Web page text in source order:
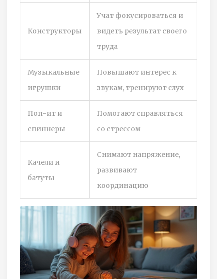
Конструкторы
Учат фокусироваться и
видеть результат своего
труда
Музыкальные
игрушки
Повышают интерес к
звукам, тренируют слух
Поп-ит и
спиннеры
Помогают справляться
со стрессом
Качели и
батуты
Снимают напряжение,
развивают
координацию